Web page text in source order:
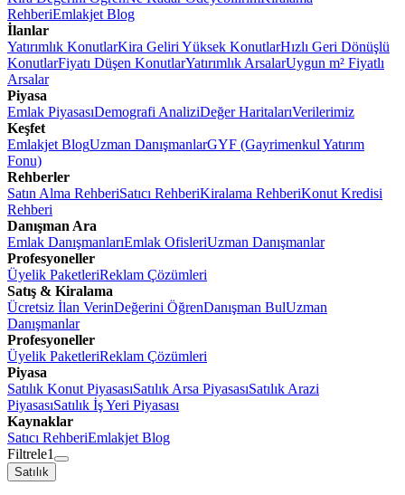
RehberiEmlakjet Blog
İlanlar
Yatırımlık KonutlarKira Geliri Yüksek KonutlarHızlı Geri Dönüşlü
KonutlarFiyatı Düşen KonutlarYatırımlık ArsalarUygun m² Fiyatlı
Arsalar
Piyasa
Emlak PiyasasıDemografi AnaliziDeğer HaritalarıVerilerimiz
Keşfet
Emlakjet BlogUzman DanışmanlarGYF (Gayrimenkul Yatırım
Fonu)
Rehberler
Satın Alma RehberiSatıcı RehberiKiralama RehberiKonut Kredisi
Rehberi
Danışman Ara
Emlak DanışmanlarıEmlak OfisleriUzman Danışmanlar
Profesyoneller
Üyelik PaketleriReklam Çözümleri
Satış & Kiralama
Ücretsiz İlan VerinDeğerini ÖğrenDanışman BulUzman
Danışmanlar
Profesyoneller
Üyelik PaketleriReklam Çözümleri
Piyasa
Satılık Konut PiyasasıSatılık Arsa PiyasasıSatılık Arazi
PiyasasıSatılık İş Yeri Piyasası
Kaynaklar
Satıcı RehberiEmlakjet Blog
Filtrele1
Satılık